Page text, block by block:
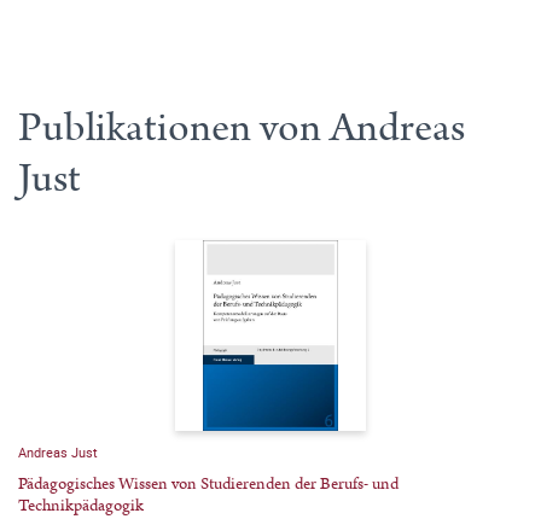
Publikationen von Andreas
Just
Andreas Just
Pädagogisches Wissen von Studierenden der Berufs- und
Technikpädagogik